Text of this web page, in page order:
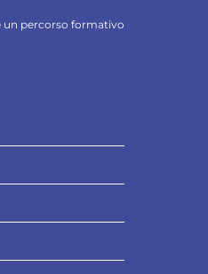
un percorso formativo